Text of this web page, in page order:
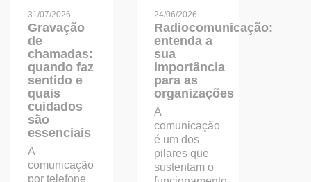
31/07/2026
Gravação
de
chamadas:
quando faz
sentido e
quais
cuidados
são
essenciais
A
comunicação
por telefone
24/06/2026
Radiocomunicação:
entenda a
sua
importância
para as
organizações
A
comunicação
é um dos
pilares que
sustentam o